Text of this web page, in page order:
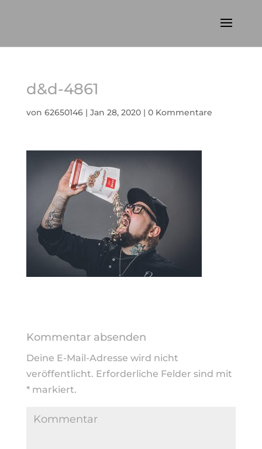
d&d-4861
von 62650146| Jan 28, 2020| 0 Kommentare
Kommentar absenden
Deine E-Mail-Adresse wird nicht
veröffentlicht. Erforderliche Felder sind mit
*markiert.